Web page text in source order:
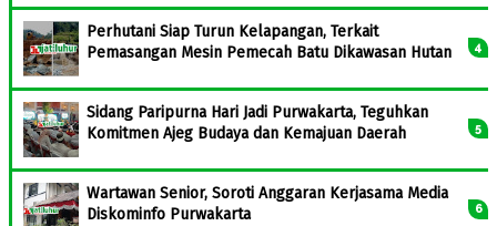
Perhutani Siap Turun Kelapangan, Terkait
Pemasangan Mesin Pemecah Batu Dikawasan Hutan
Sidang Paripurna Hari Jadi Purwakarta, Teguhkan
Komitmen Ajeg Budaya dan Kemajuan Daerah
Wartawan Senior, Soroti Anggaran Kerjasama Media
Diskominfo Purwakarta